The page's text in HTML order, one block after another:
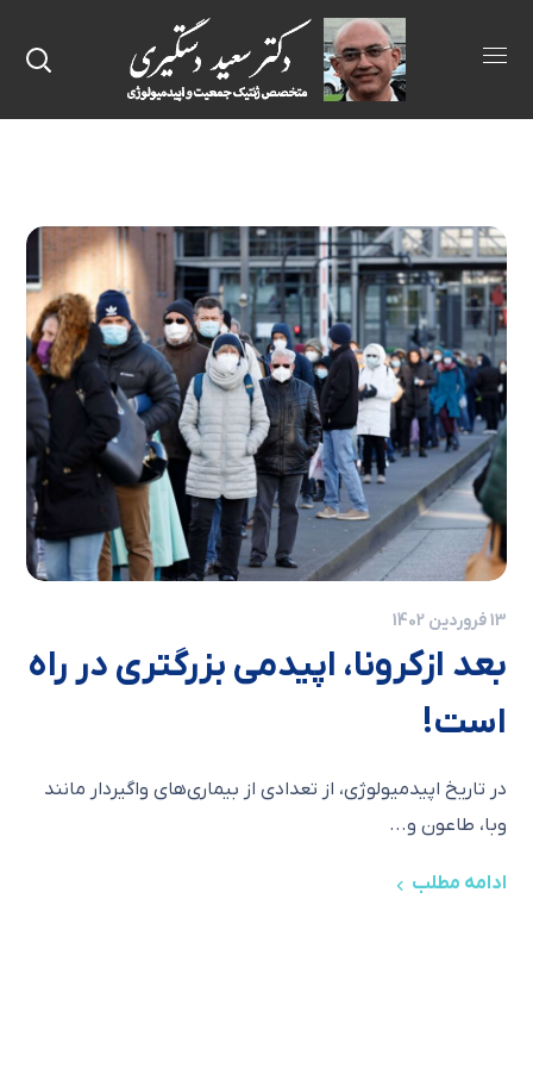
13 فروردین 1402
بعد ازکرونا، اپیدمی بزرگتری در راه
است!
در تاریخ اپیدمیولوژی، از تعدادی از بیماری‌های واگیردار مانند
وبا، طاعون و...
ادامه مطلب